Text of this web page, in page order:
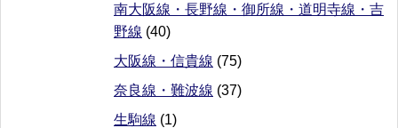
南大阪線・長野線・御所線・道明寺線・吉
野線 (40)
大阪線・信貴線 (75)
奈良線・難波線 (37)
生駒線 (1)